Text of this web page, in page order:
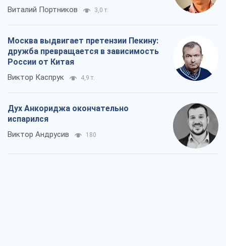
Виталий Портников 3,0 т.
Москва выдвигает претензии Пекину:
дружба превращается в зависимость
России от Китая
Виктор Каспрук 4,9 т.
Дух Анкориджа окончательно
испарился
Виктор Андрусив 180